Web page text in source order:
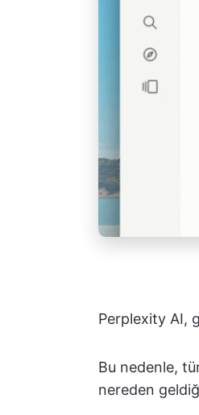
Perplexity AI,
Bu nedenle,
nereden